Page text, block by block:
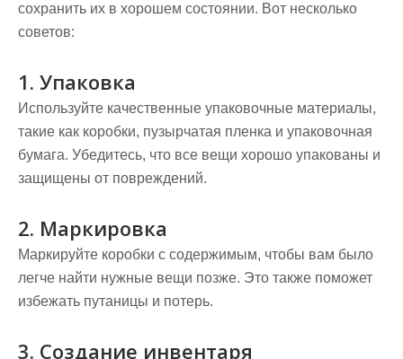
сохранить их в хорошем состоянии. Вот несколько
советов:
1. Упаковка
Используйте качественные упаковочные материалы,
такие как коробки, пузырчатая пленка и упаковочная
бумага. Убедитесь, что все вещи хорошо упакованы и
защищены от повреждений.
2. Маркировка
Маркируйте коробки с содержимым, чтобы вам было
легче найти нужные вещи позже. Это также поможет
избежать путаницы и потерь.
3. Создание инвентаря